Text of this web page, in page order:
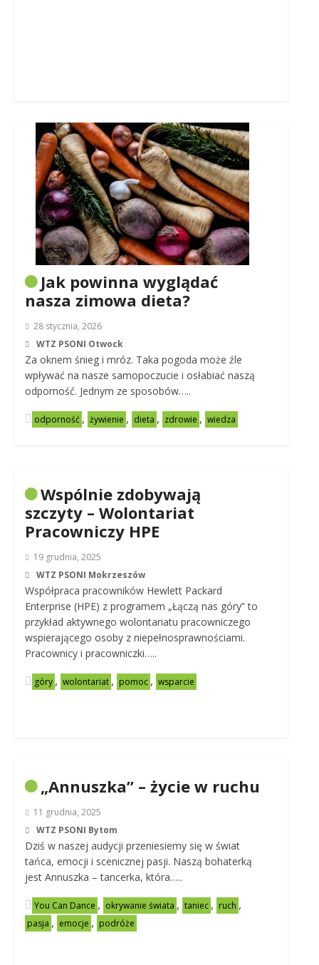
Jak powinna wyglądać
nasza zimowa dieta?
28 stycznia, 2026
WTZ PSONI Otwock
Za oknem śnieg i mróz. Taka pogoda może źle
wpływać na nasze samopoczucie i osłabiać naszą
odporność. Jednym ze sposobów…..
odporność , żywienie , dieta , zdrowie , wiedza
Wspólnie zdobywają
szczyty – Wolontariat
Pracowniczy HPE
19 grudnia, 2025
WTZ PSONI Mokrzeszów
Współpraca pracowników Hewlett Packard
Enterprise (HPE) z programem „Łączą nas góry” to
przykład aktywnego wolontariatu pracowniczego
wspierającego osoby z niepełnosprawnościami.
Pracownicy i pracowniczki…..
góry , wolontariat , pomoc , wsparcie
„Annuszka” – życie w ruchu
11 grudnia, 2025
WTZ PSONI Bytom
Dziś w naszej audycji przeniesiemy się w świat
tańca, emocji i scenicznej pasji. Naszą bohaterką
jest Annuszka – tancerka, która…..
You Can Dance , okrywanie świata , taniec , ruch ,
pasja , emocje , podróże